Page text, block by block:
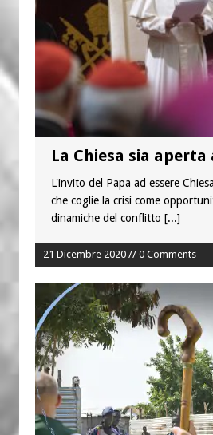
La Chiesa sia
L'invito del Papa ad essere
che coglie la crisi come
dinamiche del conflitto [...]
21 Dicembre 2020 // 0 Comments